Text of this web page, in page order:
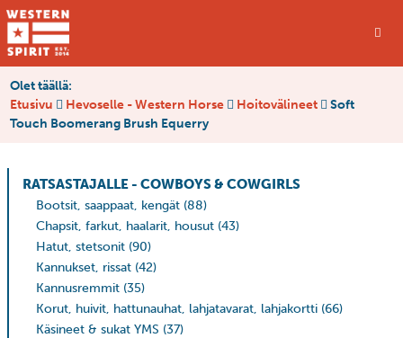
Olet täällä:
Etusivu
Hevoselle - Western Horse Hoitovälineet
Soft
Touch Boomerang Brush Equerry
RATSASTAJALLE - COWBOYS & COWGIRLS
Bootsit, saappaat, kengät (88)
Chapsit, farkut, haalarit, housut (43)
Hatut, stetsonit (90)
Kannukset, rissat (42)
Kannusremmit (35)
Korut, huivit, hattunauhat, lahjatavarat, lahjakortti (66)
Käsineet & sukat YMS (37)